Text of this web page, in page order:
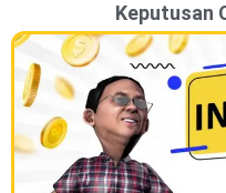
Keputusan